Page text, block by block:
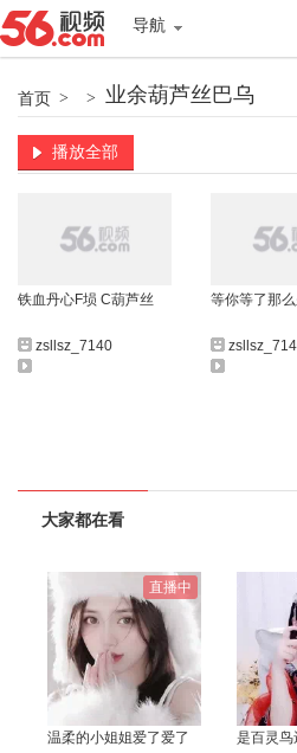
导航
首页 > > 业余葫芦丝巴乌
播放全部
铁血丹心F埙 C葫芦丝
zsllsz_7140
等你等了那
大家都在看
直播中
温柔的小姐姐爱了爱了 是百灵鸟